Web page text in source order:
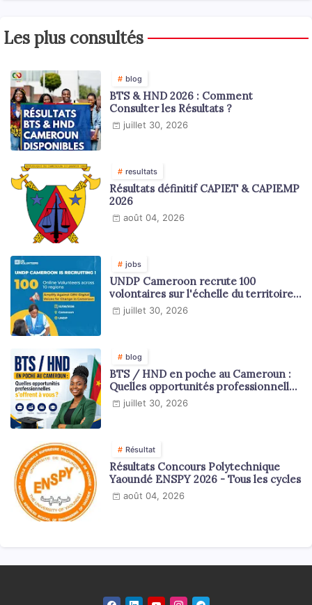
Les plus consultés
blog
BTS & HND 2026 : Comment
Consulter les Résultats ?
juillet 30, 2026
resultats
Résultats définitif CAPIET & CAPIEMP
2026
août 04, 2026
jobs
UNDP Cameroon recrute 100
volontaires sur l'échelle du territoire
national
juillet 30, 2026
blog
BTS / HND en poche au Cameroun :
Quelles opportunités professionnelles
s'offrent à vous ?
juillet 30, 2026
Résultat
Résultats Concours Polytechnique
Yaoundé ENSPY 2026 - Tous les cycles
août 04, 2026